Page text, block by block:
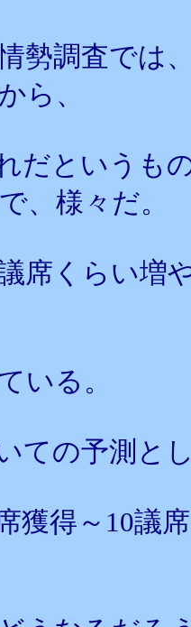
勢調査では
ら、
だというも
、様々だ。
席くらい増
いる。
ての予測と
獲得～10議